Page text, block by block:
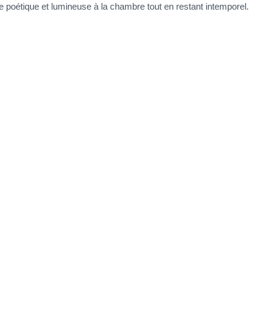
et lumineuse à la chambre tout en restant intemporel.